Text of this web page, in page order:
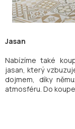
Jasan
Nabízíme také
jasan, který
dojmem, díky
atmosféru. Do